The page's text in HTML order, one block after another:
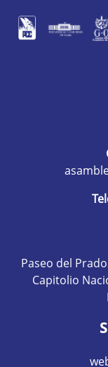
Paseo del
Capitolio